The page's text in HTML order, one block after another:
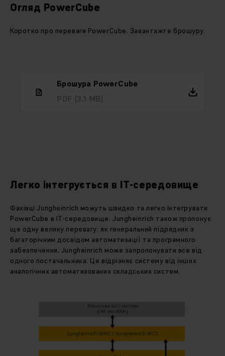
Огляд PowerCube
Коротко про переваги PowerCube. Завантажте брошуру.
Брошура PowerCube
PDF (3,1 MB)
Легко інтегрується в ІТ-середовище
Фахівці Jungheinrich можуть швидко та легко інтегрувати
PowerCube в ІТ-середовище. Jungheinrich також пропонує
ще одну велику перевагу: як генеральний підрядник з
багаторічним досвідом автоматизації та програмного
забезпечення, Jungheinrich може запропонувати все від
одного постачальника. Це відрізняє систему від інших
аналогічних автоматизованих складських систем.